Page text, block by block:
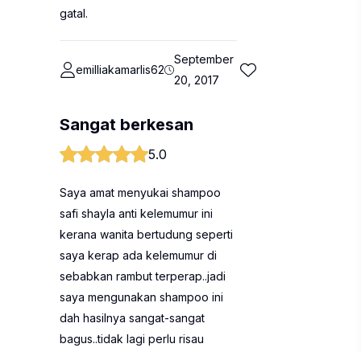
gatal.
emilliakamarlis62
September
20, 2017
Sangat berkesan
5.0
Saya amat menyukai shampoo
safi shayla anti kelemumur ini
kerana wanita bertudung seperti
saya kerap ada kelemumur di
sebabkan rambut terperap..jadi
saya mengunakan shampoo ini
dah hasilnya sangat-sangat
bagus..tidak lagi perlu risau